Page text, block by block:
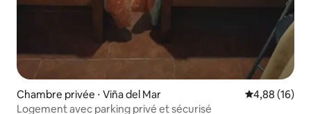
Chambre privée ⋅ Viña del Mar Évaluation
4,88 (16)
Logement avec parking privé et sécurisé